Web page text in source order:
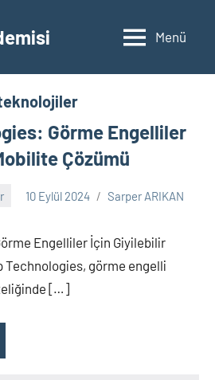
Menü
Görme Engelliler
Çözümü
10 Eylül 2024 Sarper ARIKAN
Engelliler İçin Giyilebilir
Technologies, görme engelli
[…]